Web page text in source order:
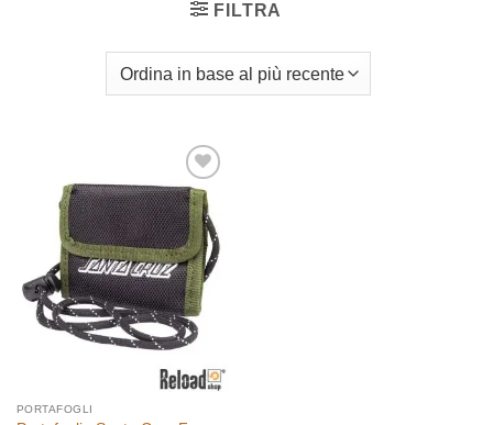
FILTRA
Aggiungi
alla lista
dei
desideri
PORTAFOGLI